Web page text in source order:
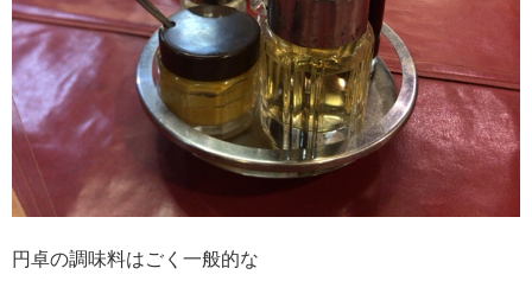
円卓の調味料はごく一般的な